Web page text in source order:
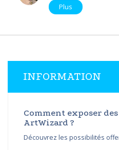
Plus
INFORMATION
Comment exposer
ArtWizard ?
Découvrez les possibilités